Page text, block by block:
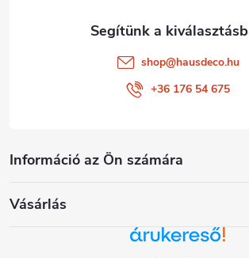
Információ az Ön számára
Vásárlás
shop@hausdeco.hu
+36 176 54 675